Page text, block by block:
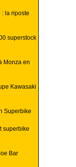
: la riposte
superstock
Monza en
Kawasaki
Superbike
superbike
Bar